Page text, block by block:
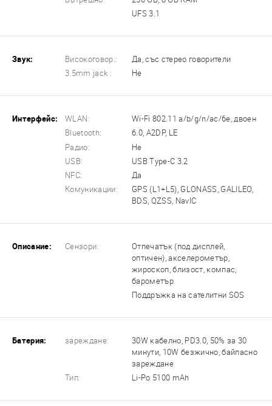
UFS 3.1
Звук: Високоговор.:
Да, със стерео говорители
3.5mm jack :
Не
Интерфейс: WLAN:
Wi-Fi 802.11 a/b/g/n/ac/6e, двоен
Bluetooth:
6.0, A2DP, LE
Радио:
Не
USB:
USB Type-C 3.2
NFC:
Да
Комуникации:
GPS (L1+L5), GLONASS, GALILEO,
BDS, QZSS, NavIC
Описание: Сензори:
Отпечатък (под дисплей,
оптичен), акселерометър,
жироскоп, близост, компас,
барометър
Поддръжка на сателитни SOS
Батерия: зареждане:
30W кабелно, PD3.0, 50% за 30
минути, 10W безжично, байпасно
зареждане
Тип:
Li-Po 5100 mAh